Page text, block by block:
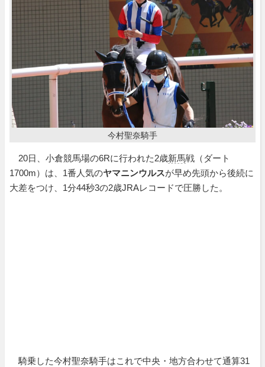
今村聖奈騎手
20日、小倉競馬場の6Rに行われた2歳新馬戦（ダート
1700m）は、1番人気のヤマニンウルスが早め先頭から後続に
大差をつけ、1分44秒3の2歳JRAレコードで圧勝した。
騎乗した今村聖奈騎手はこれで中央・地方合わせて通算31